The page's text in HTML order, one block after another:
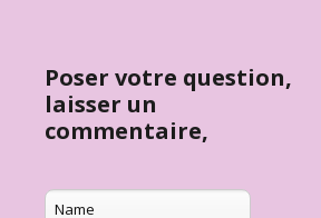
Poser votre question,
laisser un
commentaire,